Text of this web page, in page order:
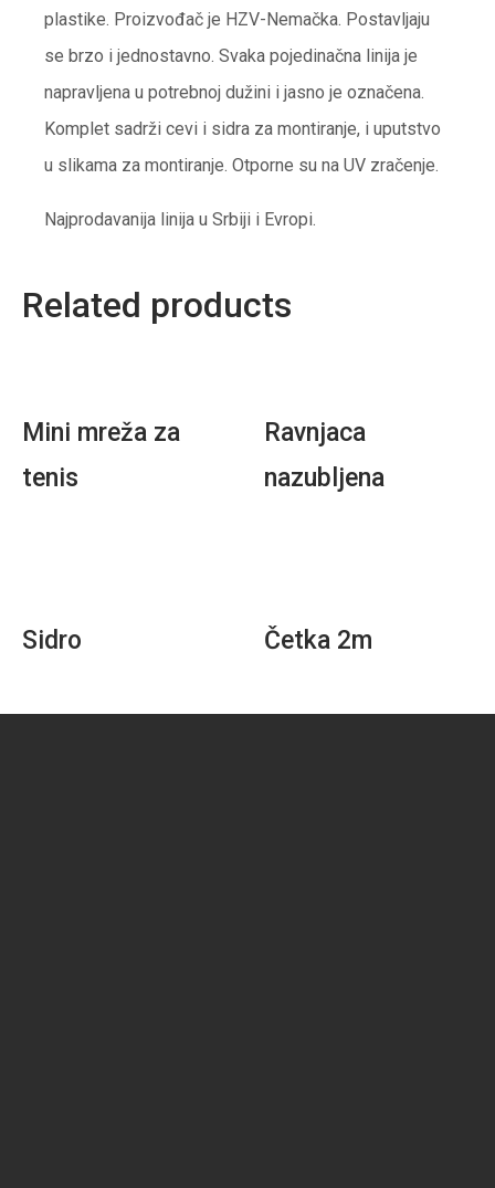
plastike. Proizvođač je HZV-Nemačka. Postavljaju
se brzo i jednostavno. Svaka pojedinačna linija je
napravljena u potrebnoj dužini i jasno je označena.
Komplet sadrži cevi i sidra za montiranje, i uputstvo
u slikama za montiranje. Otporne su na UV zračenje.
Najprodavanija linija u Srbiji i Evropi.
Related products
Mini mreža za
tenis
Ravnjaca
nazubljena
Sidro Četka 2m